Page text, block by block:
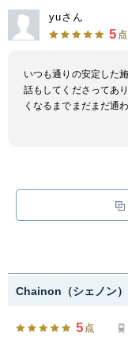
yuさん
5 点
いつも通りの安定した
話もしてくださってあ
くなるまでまだまだ通
Chainon（シェノン）
5 点